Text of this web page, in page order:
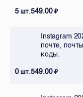
5шт.549.00₽
Instagram
почте,
коды.
0шт.549.00₽